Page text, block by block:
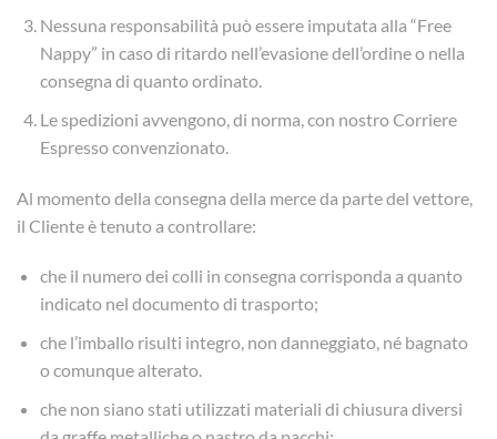
Nessuna responsabilità può essere imputata alla “Free
Nappy” in caso di ritardo nell’evasione dell’ordine o nella
consegna di quanto ordinato.
Le spedizioni avvengono, di norma, con nostro Corriere
Espresso convenzionato.
Al momento della consegna della merce da parte del vettore,
il Cliente è tenuto a controllare:
che il numero dei colli in consegna corrisponda a quanto
indicato nel documento di trasporto;
che l’imballo risulti integro, non danneggiato, né bagnato
o comunque alterato.
che non siano stati utilizzati materiali di chiusura diversi